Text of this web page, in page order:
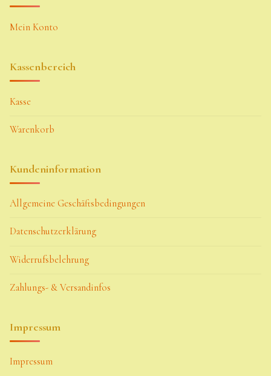
Mein Konto
Kassenbereich
Kasse
Warenkorb
Kundeninformation
Allgemeine Geschäftsbedingungen
Datenschutzerklärung
Widerrufsbelehrung
Zahlungs- & Versandinfos
Impressum
Impressum